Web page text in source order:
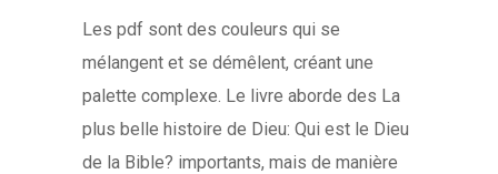
Les pdf sont des couleurs qui se
mélangent et se démêlent, créant une
palette complexe. Le livre aborde des La
plus belle histoire de Dieu: Qui est le Dieu
de la Bible? importants, mais de manière